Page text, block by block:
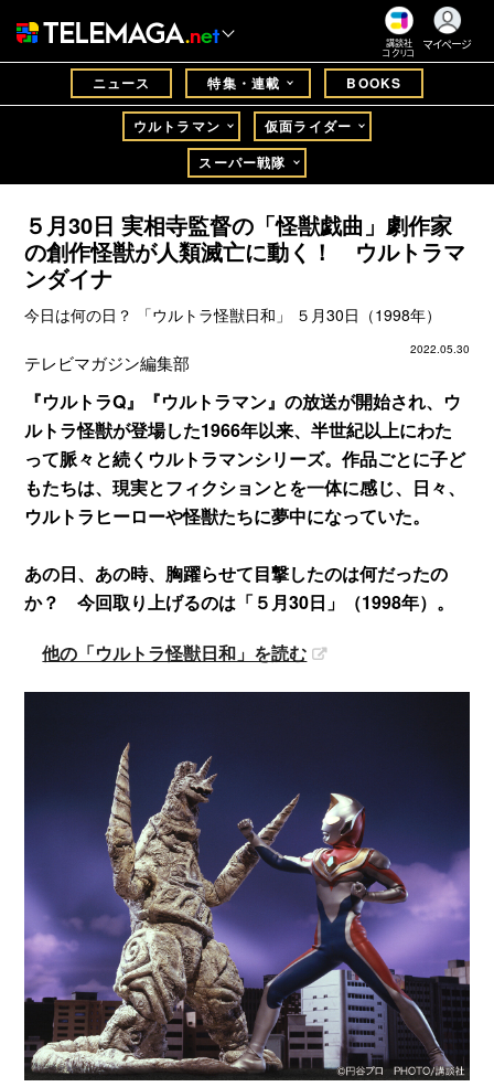
講談社
コクリコ
マイページ
ニュース 特集・連載 BOOKS
ウルトラマン
仮面ライダー
スーパー戦隊
５月30日 実相寺監督の「怪獣戯曲」劇作家
の創作怪獣が人類滅亡に動く！ ウルトラマ
ンダイナ
今日は何の日？ 「ウルトラ怪獣日和」 ５月30日（1998年）
2022.05.30
テレビマガジン編集部
『ウルトラQ』『ウルトラマン』の放送が開始され、ウ
ルトラ怪獣が登場した1966年以来、半世紀以上にわた
って脈々と続くウルトラマンシリーズ。作品ごとに子ど
もたちは、現実とフィクションとを一体に感じ、日々、
ウルトラヒーローや怪獣たちに夢中になっていた。
あの日、あの時、胸躍らせて目撃したのは何だったの
か？ 今回取り上げるのは「５月30日」（1998年）。
他の「ウルトラ怪獣日和」を読む